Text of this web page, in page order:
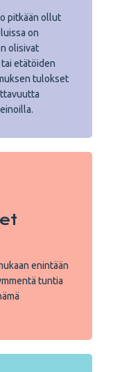
pitkään ollut
on
olisivat
etätöiden
tulokset
enintään
tuntia